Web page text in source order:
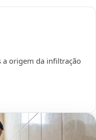
a origem da infiltração